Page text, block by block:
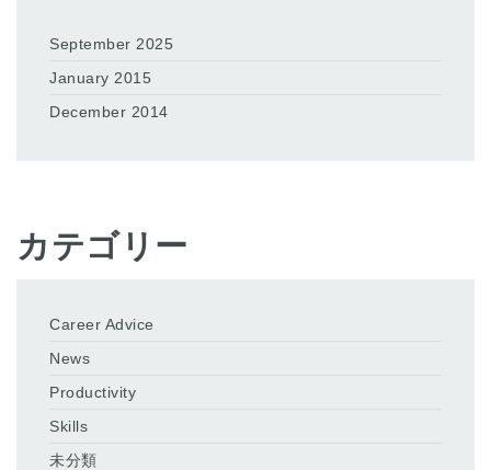
September 2025
January 2015
December 2014
カテゴリー
Career Advice
News
Productivity
Skills
未分類